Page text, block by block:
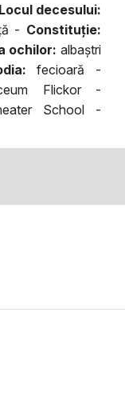
Locul decesului:
- Constituţie:
ochilor: albaştri
fecioară -
Flickor -
School -